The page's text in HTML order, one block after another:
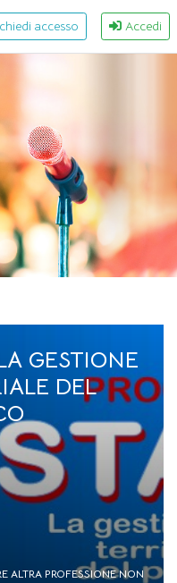
accesso Accedi
GESTIONE
DEL
ALTRA PROFESSIONE NON